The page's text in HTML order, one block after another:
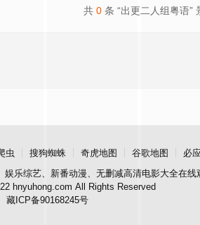
共 0 条 “出更二人组粤语”
虫 搜狗蜘蛛 奇虎地图 谷歌地图
必
娱乐综艺、新番动漫、无删减高清电影大全在线
hnyuhong.com All Rights Reserved
藏ICP备90168245号